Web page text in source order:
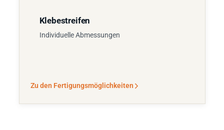
Klebestreifen
Individuelle Abmessungen
Zu den Fertigungsmöglichkeiten